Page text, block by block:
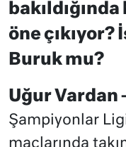
öne çıkıyor?
Buruk mu?
Uğur Vardan
Şampiyonlar
maçlarında